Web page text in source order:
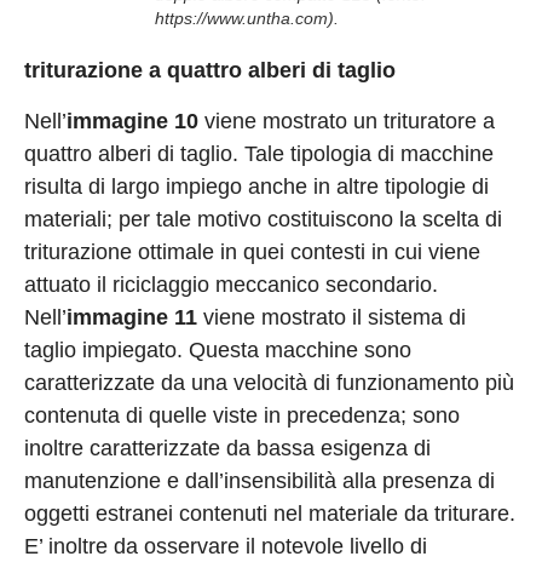
https://www.untha.com).
triturazione a quattro alberi di taglio
Nell’immagine 10 viene mostrato un trituratore a
quattro alberi di taglio. Tale tipologia di macchine
risulta di largo impiego anche in altre tipologie di
materiali; per tale motivo costituiscono la scelta di
triturazione ottimale in quei contesti in cui viene
attuato il riciclaggio meccanico secondario.
Nell’immagine 11 viene mostrato il sistema di
taglio impiegato. Questa macchine sono
caratterizzate da una velocità di funzionamento più
contenuta di quelle viste in precedenza; sono
inoltre caratterizzate da bassa esigenza di
manutenzione e dall’insensibilità alla presenza di
oggetti estranei contenuti nel materiale da triturare.
E’ inoltre da osservare il notevole livello di